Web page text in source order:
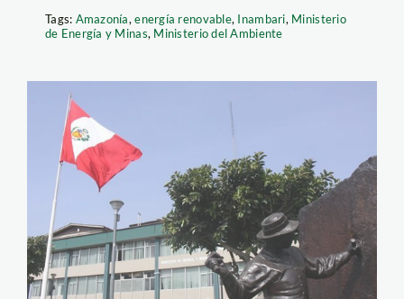
Tags: Amazonía,energía renovable, Inambari, Ministerio
de Energía y Minas, Ministerio del Ambiente
fachada_mem